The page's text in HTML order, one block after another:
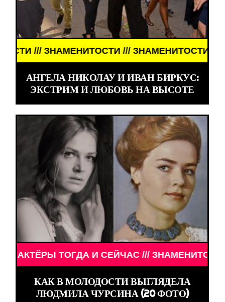
/// ЗНАМЕНИТОСТИ /// ЗНАМЕНИТОСТИ ///
АНГЕЛА НИКОЛАУ И ИВАН БИРКУС:
ЭКСТРИМ И ЛЮБОВЬ НА ВЫСОТЕ
/// АКТЁРЫ ТОГДА И СЕЙЧАС ///
КАК В МОЛОДОСТИ ВЫГЛЯДЕЛА
ЛЮДМИЛА ЧУРСИНА (20 ФОТО)